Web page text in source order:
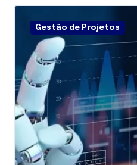
Gestão de Projetos